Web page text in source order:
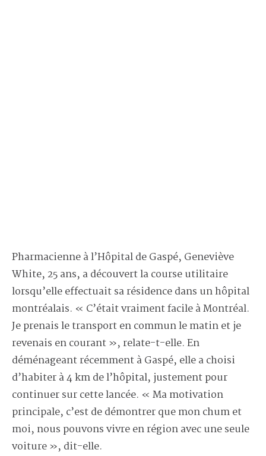
Pharmacienne à l’Hôpital de Gaspé, Geneviève
White, 25 ans, a découvert la course utilitaire
lorsqu’elle effectuait sa résidence dans un hôpital
montréalais. « C’était vraiment facile à Montréal.
Je prenais le transport en commun le matin et je
revenais en courant », relate-t-elle. En
déménageant récemment à Gaspé, elle a choisi
d’habiter à 4 km de l’hôpital, justement pour
continuer sur cette lancée. « Ma motivation
principale, c’est de démontrer que mon chum et
moi, nous pouvons vivre en région avec une seule
voiture », dit-elle.